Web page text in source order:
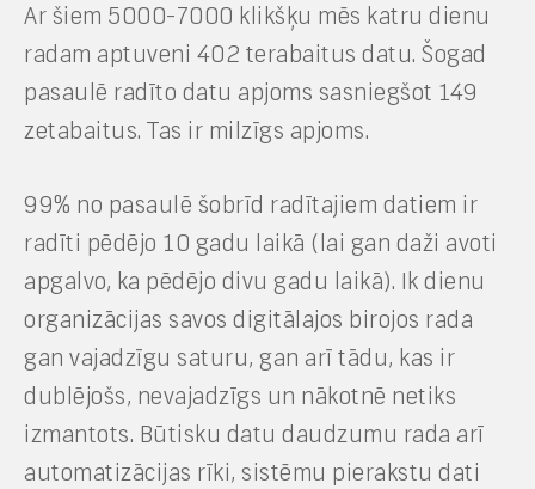
Ar šiem 5000-7000 klikšķu mēs katru dienu
radam aptuveni 402 terabaitus datu. Šogad
pasaulē radīto datu apjoms sasniegšot 149
zetabaitus. Tas ir milzīgs apjoms.
99% no pasaulē šobrīd radītajiem datiem ir
radīti pēdējo 10 gadu laikā (lai gan daži avoti
apgalvo, ka pēdējo divu gadu laikā). Ik dienu
organizācijas savos digitālajos birojos rada
gan vajadzīgu saturu, gan arī tādu, kas ir
dublējošs, nevajadzīgs un nākotnē netiks
izmantots. Būtisku datu daudzumu rada arī
automatizācijas rīki, sistēmu pierakstu dati